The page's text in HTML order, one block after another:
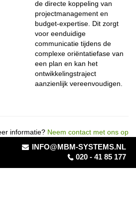
de directe koppeling van
projectmanagement en
budget-expertise. Dit zorgt
voor eenduidige
communicatie tijdens de
complexe oriëntatiefase van
een plan en kan het
ontwikkelingstraject
aanzienlijk vereenvoudigen.
informatie? Neem contact met ons op
INFO@MBM-SYSTEMS.NL
020 - 41 85 177